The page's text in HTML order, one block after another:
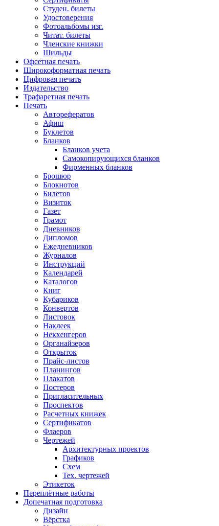
Студен. билеты
Удостоверения
Фотоальбомы изг.
Читат. билеты
Членские книжки
Шильды
Офсетная печать
Широкоформатная печать
Цифровая печать
Издательство
Трафаретная печать
Печать
Авторефератов
Афиш
Буклетов
Бланков
Бланков учета
Самокопирующихся бланков
Фирменных бланков
Брошюр
Блокнотов
Билетов
Визиток
Газет
Грамот
Дневников
Дипломов
Ежедневников
Журналов
Инструкций
Календарей
Каталогов
Книг
Кубариков
Конвертов
Листовок
Наклеек
Некхенгеров
Органайзеров
Открыток
Прайс-листов
Планингов
Плакатов
Постеров
Пригласительных
Проспектов
Расчетных книжек
Сертификатов
Флаеров
Чертежей
Архитектурных проектов
Графиков
Схем
Тех. чертежей
Этикеток
Переплётные работы
Допечатная подготовка
Дизайн
Вёрстка